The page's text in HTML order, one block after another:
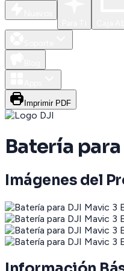
Imprimir PDF
Batería
Imágenes del